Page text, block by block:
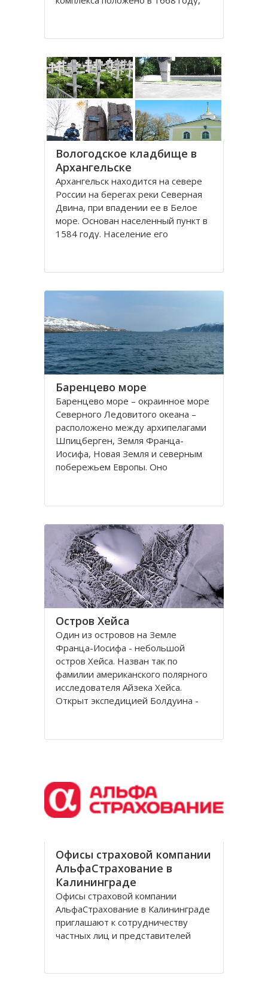
себе две функции: торговую и
Архангельск на тот момент являлся
крупным
Вологодское кладбище в
Архангельске
Архангельск находится на севере
России на берегах реки Северная
Двина, при впадении ее в Белое
море. Основан населенный пункт в
1584 году. Население его
порт. На территории города, в
расположено Вологодское
Баренцево море
Баренцево море – окраинное море
Северного Ледовитого океана –
расположено между архипелагами
Шпицберген, Земля Франца-
Иосифа, Новая Земля и северным
побережьем Европы. Оно
поверхности составляет 1424
Вмещает 282
Остров Хейса
Один из островов на Земле
Франца-Иосифа - небольшой
остров Хейса. Назван так по
фамилии американского полярного
исследователя Айзека Хейса.
Открыт экспедицией Болдуина -
широты, в самых суровых условиях
Офисы страховой компании
АльфаСтрахование в
Калининграде
Офисы страховой компании
АльфаСтрахование в Калининграде
приглашают к сотрудничеству
частных лиц и представителей
крупнейшим российским